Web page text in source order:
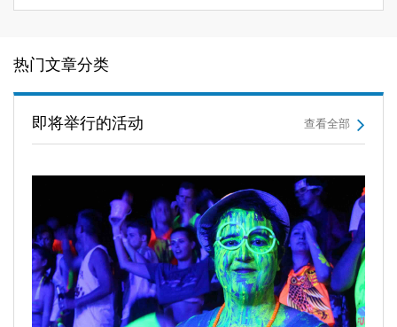
热门文章分类
即将举行的活动 查看全部